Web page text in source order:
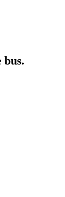
bus.